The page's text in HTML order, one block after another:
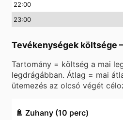
22:00
23:00
Tevékenységek költsége
Tartomány = költség a mai
legdrágábban. Átlag = mai
ütemezés az olcsó végét
🚿 Zuhany (10 perc)